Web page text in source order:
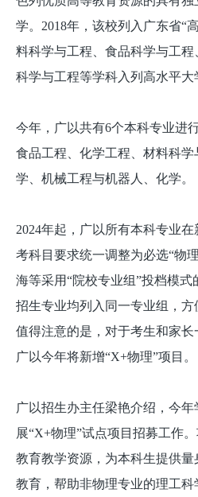
学。2018年，该校列入广东省“
料科学与工程、食品科学与工
科学与工程等学科入列高水平大
今年，广以共有6个本科专业进
食品工程、化学工程、材料科
学、机械工程与机器人、化学。
2024年起，广以所有本科专业
考科目要求统一调整为必选“物
海等采用“院校专业组”投档模
招生专业均列入同一专业组，方
值得注意的是，对于考生和家长
广以今年将新增“X+物理”项目。
广以招生办主任梁艳介绍，今
展“X+物理”试点项目招募工作
教育教学资源，为本科生提供
教育，帮助非物理专业的理工